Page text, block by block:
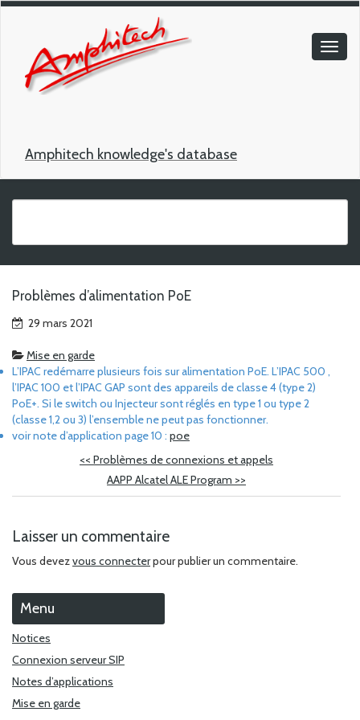
Amphitech knowledge's database
Problèmes d’alimentation PoE
29 mars 2021
Mise en garde
L’IPAC redémarre plusieurs fois sur alimentation PoE. L’IPAC 500 ,
l’IPAC 100 et l’IPAC GAP sont des appareils de classe 4 (type 2)
PoE+. Si le switch ou Injecteur sont réglés en type 1 ou type 2
(classe 1,2 ou 3) l’ensemble ne peut pas fonctionner.
voir note d’application page 10 : poe
<<Problèmes de connexions et appels
AAPP Alcatel ALE Program >>
Laisser un commentaire
Vous devezvous connecterpour publier un commentaire.
Menu
Notices
Connexion serveur SIP
Notes d’applications
Mise en garde